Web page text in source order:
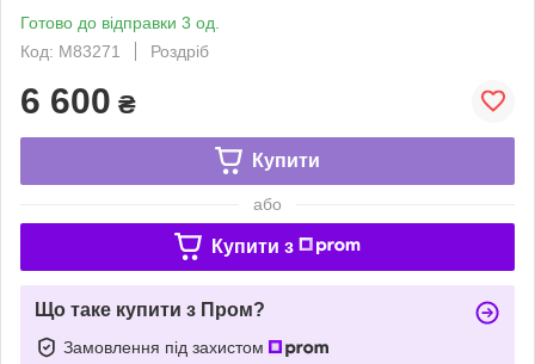
Готово до відправки 3 од.
Код: М83271
Роздріб
6 600 ₴
Купити
або
Купити з
Що таке купити з Пром?
Замовлення під захистом